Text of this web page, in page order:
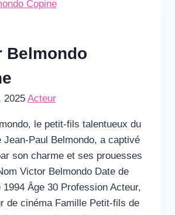
Belmondo
2025 Acteur
le petit-fils talentueux du
Jean-Paul Belmondo, a captivé
son charme et ses prouesses
Victor Belmondo Date de
1994 Âge 30 Profession Acteur,
de cinéma Famille Petit-fils de